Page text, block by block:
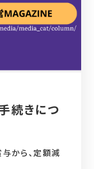
続きにつ
から、定額減